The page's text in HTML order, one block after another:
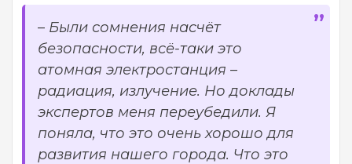
– Были сомнения насчёт
безопасности, всё-таки это
атомная электростанция –
радиация, излучение. Но доклады
экспертов меня переубедили. Я
поняла, что это очень хорошо для
развития нашего города. Что это